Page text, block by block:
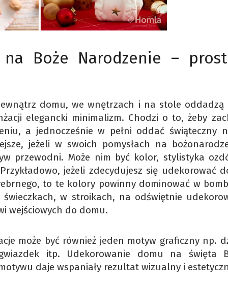
na Boże Narodzenie –
domu, we wnętrzach i na stole
elegancki minimalizm. Chodzi o to, żeby
a jednocześnie w pełni oddać świąteczny
jeżeli w swoich pomysłach na
przewodni. Może nim być kolor, stylistyka
jeżeli zdecydujesz się udekorować
to te kolory powinny dominować w
w stroikach, na odświętnie
wejściowych do domu.
może być również jeden motyw graficzny np.
itp. Udekorowanie domu na święta
daje wspaniały rezultat wizualny i